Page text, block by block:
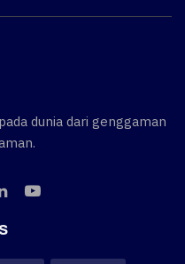
dunia dari genggaman